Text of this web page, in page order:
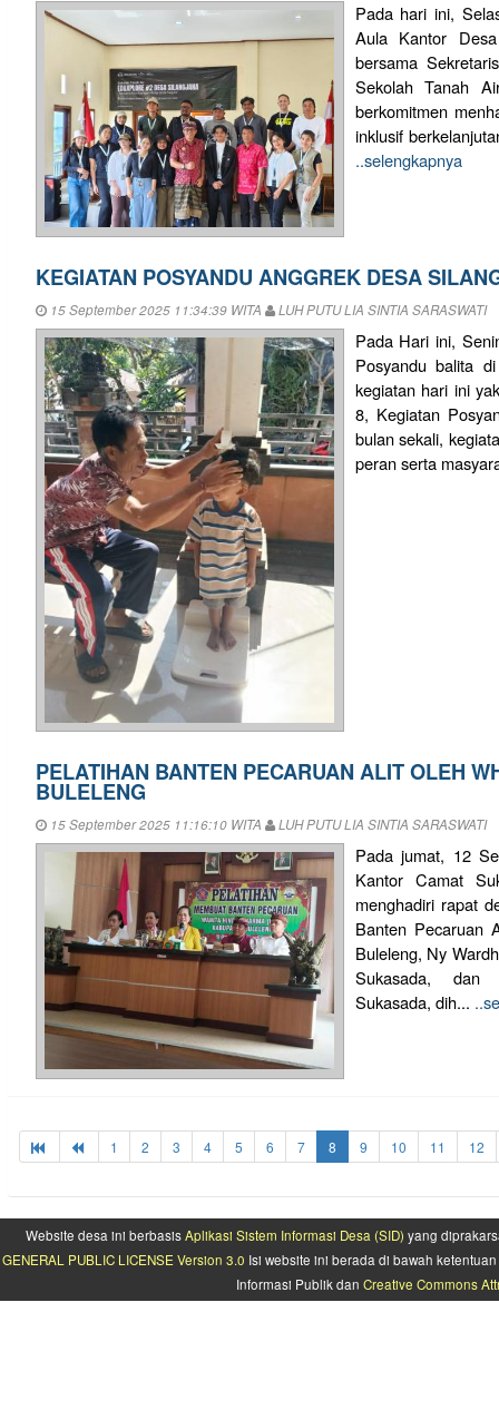
Pada hari ini,
Aula Kantor
bersama
Sekolah Tanah
berkomitmen
inklusif
..selengkapnya
KEGIATAN POSYANDU ANGGREK DESA
15 September 2025 11:34:39 WITA LUH PUTU LIA SINTIA SARASWATI
Pada Hari ini,
Posyandu balita
kegiatan hari ini
8, Kegiatan
bulan sekali,
peran serta
PELATIHAN BANTEN PECARUAN ALIT OLEH
BULELENG
15 September 2025 11:16:10 WITA LUH PUTU LIA SINTIA SARASWATI
Pada jumat, 12
Kantor Camat
menghadiri rapat
Banten Pecaruan
Buleleng, Ny
Sukasada, dan
Sukasada, dih...
1 2 3 4 5 6 7 8 9 10 11 12
Website desa ini berbasisAplikasi Sistem Informasi Desa (SID) yang
GENERAL PUBLIC LICENSE Version 3.0 Isi website ini berada di bawah
Informasi Publik dan Creative Commons